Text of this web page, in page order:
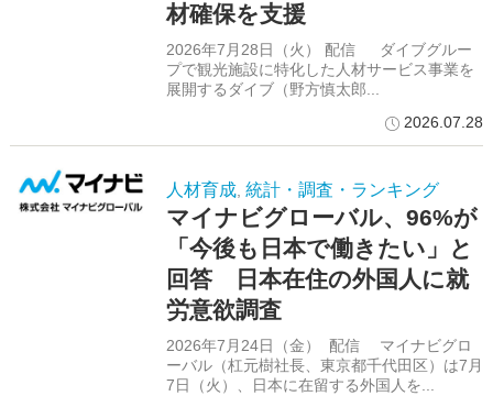
材確保を支援
2026年7月28日（火） 配信 ダイブグルー
プで観光施設に特化した人材サービス事業を
展開するダイブ（野方慎太郎...
2026.07.28
人材育成, 統計・調査・ランキング
マイナビグローバル、96%が
「今後も日本で働きたい」と
回答 日本在住の外国人に就
労意欲調査
2026年7月24日（金） 配信 マイナビグロ
ーバル（杠元樹社長、東京都千代田区）は7月
7日（火）、日本に在留する外国人を...